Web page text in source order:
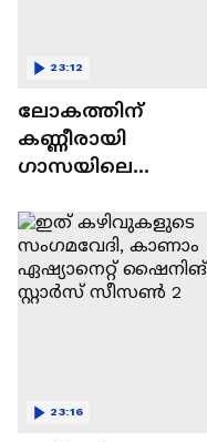
ലോകത്തിന്
കണ്ണീരായി
ഗാസയിലെ
കുഞ്ഞുങ്ങൾ
23:12
23:16